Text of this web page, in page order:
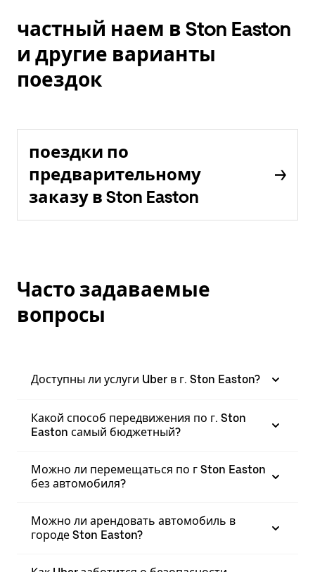
частный наем в Ston Easton
и другие варианты
поездок
поездки по
предварительному
заказу в Ston Easton
Часто задаваемые
вопросы
Доступны ли услуги Uber в г. Ston Easton?
Какой способ передвижения по г. Ston
Easton самый бюджетный?
Можно ли перемещаться по г Ston Easton
без автомобиля?
Можно ли арендовать автомобиль в
городе Ston Easton?